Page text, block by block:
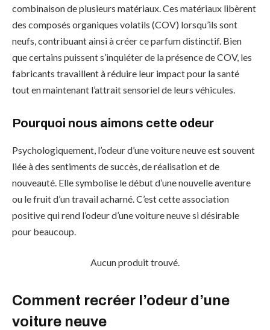
combinaison de plusieurs matériaux. Ces matériaux libèrent
des composés organiques volatils (COV) lorsqu’ils sont
neufs, contribuant ainsi à créer ce parfum distinctif. Bien
que certains puissent s’inquiéter de la présence de COV, les
fabricants travaillent à réduire leur impact pour la santé
tout en maintenant l’attrait sensoriel de leurs véhicules.
Pourquoi nous aimons cette odeur
Psychologiquement, l’odeur d’une voiture neuve est souvent
liée à des sentiments de succès, de réalisation et de
nouveauté. Elle symbolise le début d’une nouvelle aventure
ou le fruit d’un travail acharné. C’est cette association
positive qui rend l’odeur d’une voiture neuve si désirable
pour beaucoup.
Aucun produit trouvé.
Comment recréer l’odeur d’une
voiture neuve